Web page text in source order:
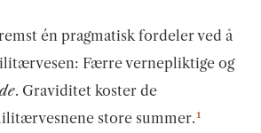
én pragmatisk fordeler ved å
Færre vernepliktige og
. Graviditet koster de
store summer.1